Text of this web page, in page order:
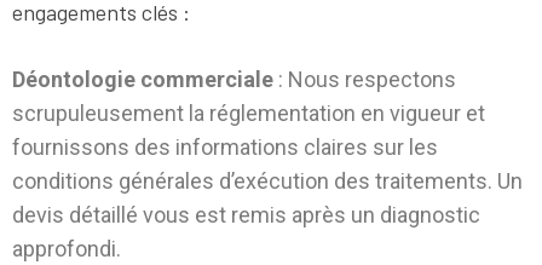
engagements clés :
Déontologie commerciale : Nous respectons
scrupuleusement la réglementation en vigueur et
fournissons des informations claires sur les
conditions générales d’exécution des traitements. Un
devis détaillé vous est remis après un diagnostic
approfondi.